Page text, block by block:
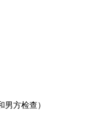
方检查）